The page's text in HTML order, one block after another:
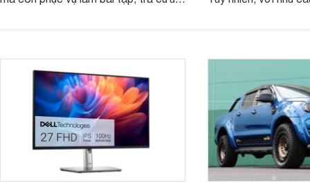
thay vì chỉ so sánh cấu hình trên giấy.
không, dùng được